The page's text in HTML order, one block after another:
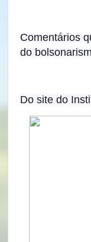
Comentários
do
Do site do